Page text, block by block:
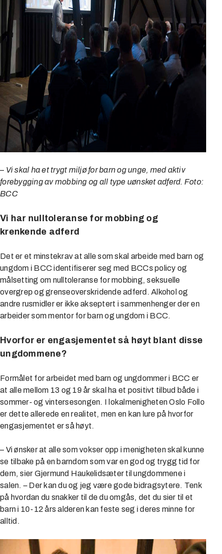
– Vi skal ha et trygt miljø for barn og unge, med aktiv
forebygging av mobbing og all type uønsket adferd. Foto:
BCC
Vi har nulltoleranse for mobbing og
krenkende adferd
Det er et minstekrav at alle som skal arbeide med barn og
ungdom i BCC identifiserer seg med BCCs policy og
målsetting om nulltoleranse for mobbing, seksuelle
overgrep og grenseoverskridende adferd. Alkohol og
andre rusmidler er ikke akseptert i sammenhenger der en
arbeider som mentor for barn og ungdom i BCC.
Hvorfor er engasjementet så høyt blant disse
ungdommene?
Formålet for arbeidet med barn og ungdommer i BCC er
at alle mellom 13 og 19 år skal ha et positivt tilbud både i
sommer- og vintersesongen. I lokalmenigheten Oslo Follo
er dette allerede en realitet, men en kan lure på hvorfor
engasjementet er så høyt.
– Vi ønsker at alle som vokser opp i menigheten skal kunne
se tilbake på en barndom som var en god og trygg tid for
dem, sier Gjermund Haukelidsæter til ungdommene i
salen. – Der kan du og jeg være gode bidragsytere. Tenk
på hvordan du snakker til de du omgås, det du sier til et
barn i 10-12 års alderen kan feste seg i deres minne for
alltid.